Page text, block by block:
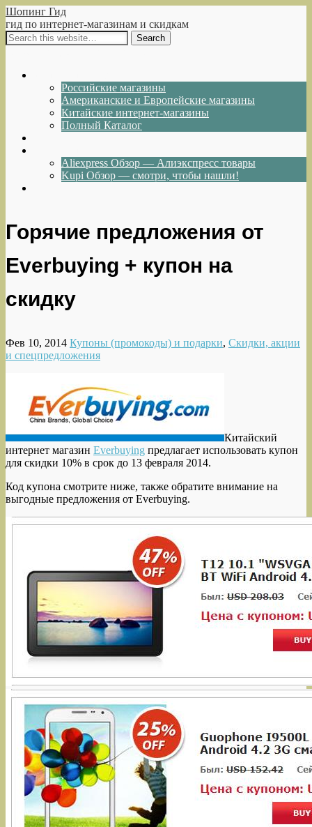
Шопинг Гид
гид по интернет-магазинам и скидкам
Российские магазины
Американские и Европейские магазины
Китайские интернет-магазины
Полный Каталог
Aliexpress Обзор — Алиэкспресс товары
Kupi Обзор — смотри, чтобы нашли!
Горячие предложения от
Everbuying + купон на
скидку
Фев 10, 2014 Купоны (промокоды) и подарки, Скидки, акции
и спецпредложения
Китайский
интернет магазин Everbuying предлагает использовать купон
для скидки 10% в срок до 13 февраля 2014.
Код купона смотрите ниже, также обратите внимание на
выгодные предложения от Everbuying.